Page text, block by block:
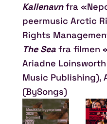
Kallenavn fra
peermusic Arctic
Rights
The Sea fra filmen
Ariadne
Music Publishing),
(BySongs)